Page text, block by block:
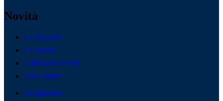
Novità
Le circolari
Le notizie
Calendario eventi
Albo online
Trasparenza